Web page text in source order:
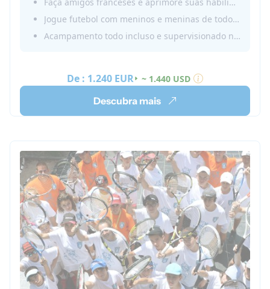
que é divertida e supervisionada! Reserve um
verão na nossa Academia de Futebol na França!
Colônia de férias na França para adolescentes!
Jogue futebol com meninos e meninas de todo o mundo
Acampamento todo incluso e supervisionado no coração da França
De : 1.240 EUR ~ 1.440 USD
Descubra mais